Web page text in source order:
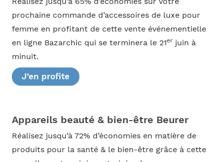
prochaine commande d’accessoires de luxe pour
femme en profitant de cette vente événementielle
en ligne Bazarchic qui se terminera le 21erjuin à
minuit.
J’en profite
Appareils beauté & bien-être Beurer
Réalisez jusqu’à 72% d’économies en matière de
produits pour la santé & le bien-être grâce à cette